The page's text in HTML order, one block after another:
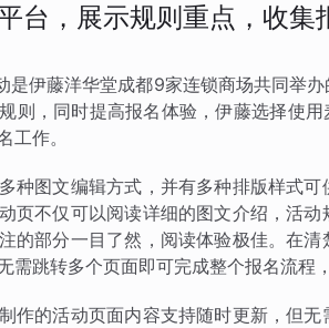
台，展示规则重点，收
是伊藤洋华堂成都9家连锁商场共同举
则，同时提高报名体验，伊藤选择使
工作。
种图文编辑方式，并有多种排版样式
页不仅可以阅读详细的图文介绍，活
的部分一目了然，阅读体验极佳。在
需跳转多个页面即可完成整个报名流程
作的活动页面内容支持随时更新，但